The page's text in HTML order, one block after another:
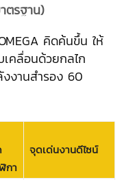
ตรฐาน)
คิดค้นขึ้น ให้
เคลื่อนด้วยกลไก
งานสำรอง 60
กา
จุดเด่นงานดีไซน์